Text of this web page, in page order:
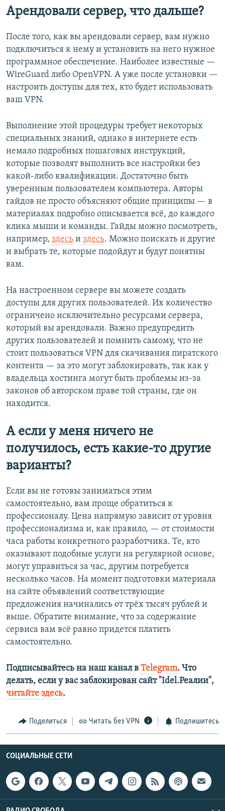
Арендовали сервер, что дальше?
После того, как вы арендовали сервер, вам нужно
подключиться к нему и установить на него нужное
программное обеспечение. Наиболее известные —
WireGuard либо OpenVPN. А уже после установки —
настроить доступы для тех, кто будет использовать
ваш VPN.
Выполнение этой процедуры требует некоторых
специальных знаний, однако в интернете есть
немало подробных пошаговых инструкций,
которые позволят выполнить все настройки без
какой-либо квалификации. Достаточно быть
уверенным пользователем компьютера. Авторы
гайдов не просто объясняют общие принципы — в
материалах подробно описывается всё, до каждого
клика мыши и команды. Гайды можно посмотреть,
например, здесь и здесь. Можно поискать и другие
и выбрать те, которые подойдут и будут понятны
вам.
На настроенном сервере вы можете создать
доступы для других пользователей. Их количество
ограничено исключительно ресурсами сервера,
который вы арендовали. Важно предупредить
других пользователей и помнить самому, что не
стоит пользоваться VPN для скачивания пиратского
контента — за это могут заблокировать, так как у
владельца хостинга могут быть проблемы из-за
законов об авторском праве той страны, где он
находится.
А если у меня ничего не
получилось, есть какие-то другие
варианты?
Если вы не готовы заниматься этим
самостоятельно, вам проще обратиться к
профессионалу. Цена напрямую зависит от уровня
профессионализма и, как правило, — от стоимости
часа работы конкретного разработчика. Те, кто
оказывают подобные услуги на регулярной основе,
могут управиться за час, другим потребуется
несколько часов. На момент подготовки материала
на сайте объявлений соответствующие
предложения начинались от трёх тысяч рублей и
выше. Обратите внимание, что за содержание
сервиса вам всё равно придется платить
самостоятельно.
Подписывайтесь на наш канал в Telegram. Что
делать, если у вас заблокирован сайт "Idel.Реалии",
читайте здесь.
Поделиться Читать без VPN Подпишитесь
СОЦИАЛЬНЫЕ СЕТИ